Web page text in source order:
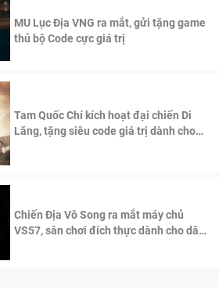
MU Lục Địa VNG ra mắt, gửi tặng game
thủ bộ Code cực giá trị
Tam Quốc Chí kích hoạt đại chiến Di
Lăng, tặng siêu code giá trị dành cho
Chiến Địa Vô Song ra mắt máy chủ
VS57, sân chơi đích thực dành cho dân